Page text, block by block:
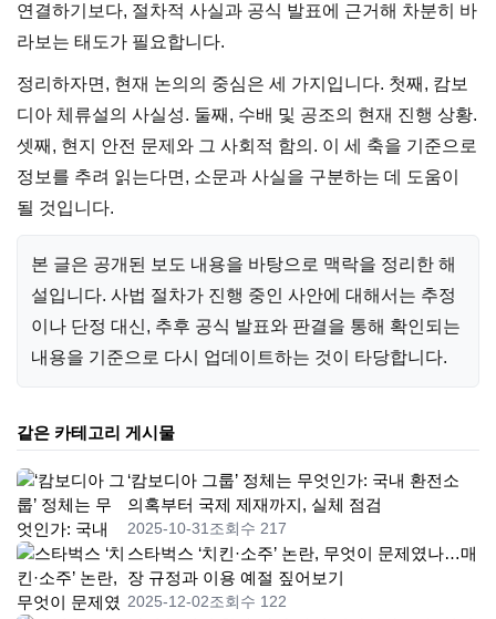
연결하기보다, 절차적 사실과 공식 발표에 근거해 차분히 바
라보는 태도가 필요합니다.
정리하자면, 현재 논의의 중심은 세 가지입니다. 첫째, 캄보
디아 체류설의 사실성. 둘째, 수배 및 공조의 현재 진행 상황.
셋째, 현지 안전 문제와 그 사회적 함의. 이 세 축을 기준으로
정보를 추려 읽는다면, 소문과 사실을 구분하는 데 도움이
될 것입니다.
본 글은 공개된 보도 내용을 바탕으로 맥락을 정리한 해
설입니다. 사법 절차가 진행 중인 사안에 대해서는 추정
이나 단정 대신, 추후 공식 발표와 판결을 통해 확인되는
내용을 기준으로 다시 업데이트하는 것이 타당합니다.
같은 카테고리 게시물
‘캄보디아 그룹’ 정체는 무엇인가: 국내 환전소
의혹부터 국제 제재까지, 실체 점검
2025-10-31조회수 217
스타벅스 ‘치킨·소주’ 논란, 무엇이 문제였나…매
장 규정과 이용 예절 짚어보기
2025-12-02조회수 122